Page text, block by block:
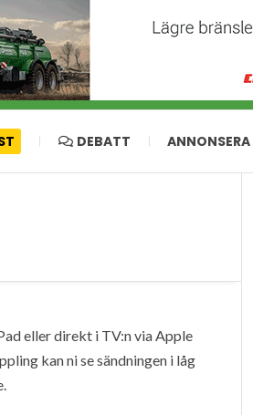
DEBATT ANNONSERA
eller direkt i TV:n via Apple
kan ni se sändningen i låg